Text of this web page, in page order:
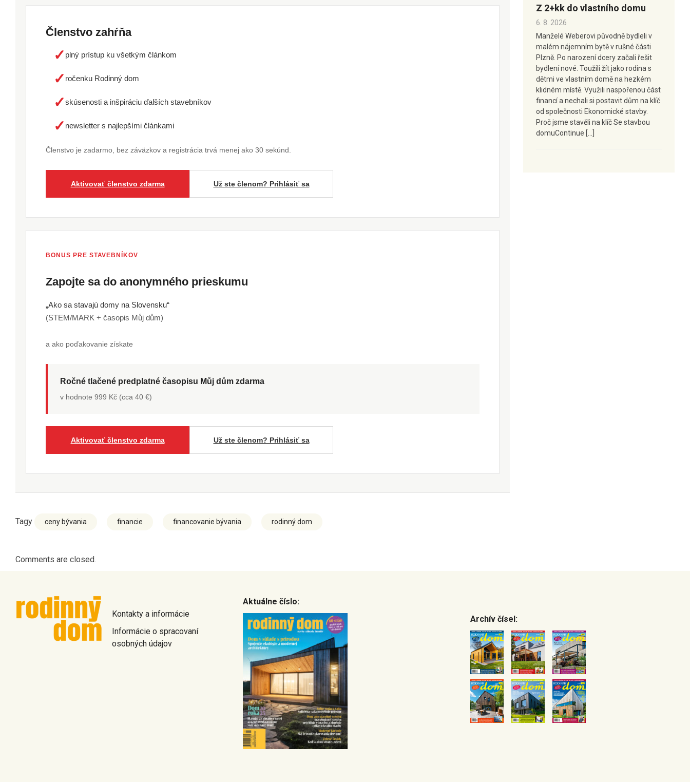
Členstvo zahŕňa
✓ plný prístup ku všetkým článkom
✓ ročenku Rodinný dom
✓skúsenosti a inšpiráciu ďalších stavebníkov
✓ newsletter s najlepšími článkami
Členstvo je zadarmo, bez záväzkov a registrácia trvá menej ako 30 sekúnd.
Aktivovať členstvo zdarma Už ste členom? Prihlásiť sa
BONUS PRE STAVEBNÍKOV
Zapojte sa do anonymného prieskumu
„Ako sa stavajú domy na Slovensku“
(STEM/MARK + časopis Můj dům)
a ako poďakovanie získate
Ročné tlačené predplatné časopisu Můj dům zdarma
v hodnote 999 Kč (cca 40 €)
Aktivovať členstvo zdarma Už ste členom? Prihlásiť sa
Tagy ceny bývania financie financovanie bývania rodinný dom
Comments are closed.
Z 2+kk do vlastního domu
6. 8. 2026
Manželé Weberovi původně bydleli v
malém nájemním bytě v rušné části
Plzně. Po narození dcery začali řešit
bydlení nové. Toužili žít jako rodina s
dětmi ve vlastním domě na hezkém
klidném místě. Využili naspořenou část
financí a nechali si postavit dům na klíč
od společnosti Ekonomické stavby.
Proč jsme stavěli na klíč Se stavbou
domuContinue […]
Kontakty a informácie
Informácie o spracovaní
osobných údajov
Aktuálne číslo:
Archív čísel: